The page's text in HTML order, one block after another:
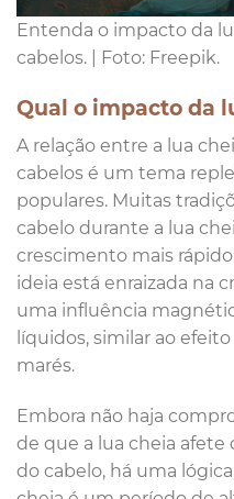
Entenda o impacto da
cabelos. | Foto: Freepik.
Qual o impacto da
A relação entre a lua
cabelos é um tema
populares. Muitas
cabelo durante a lua
crescimento mais rápido
ideia está enraizada na
uma influência
líquidos, similar ao
marés.
Embora não haja
de que a lua cheia
do cabelo, há uma